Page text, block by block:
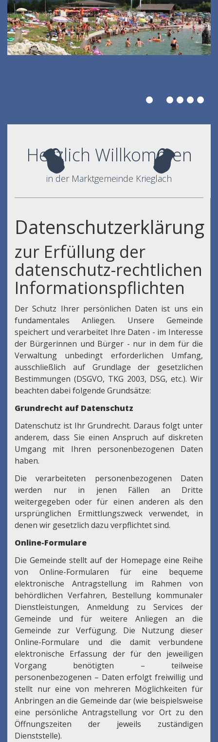
Herzlich Willkommen
in der Marktgemeinde Krieglach
Datenschutzerklärung
zur Erfüllung der
datenschutz-rechtlichen
Informationspflichten
Der Schutz Ihrer persönlichen Daten ist uns ein
fundamentales Anliegen. Unsere Gemeinde
speichert und verarbeitet Ihre Daten - im Interesse
der Bürgerinnen und Bürger - nur in dem für die
Verwaltung unbedingt erforderlichen Umfang,
ausschließlich auf Grundlage der gesetzlichen
Bestimmungen (DSGVO, TKG 2003, DSG, etc.). Wir
beachten dabei folgende Grundsätze:
Grundrecht auf Datenschutz
Datenschutz ist Ihr Grundrecht. Daraus folgt unter
anderem, dass Sie einen Anspruch auf diskreten
Umgang mit Ihren personenbezogenen Daten
haben.
Die verarbeiteten personenbezogenen Daten
werden nur in jenen Fällen an Dritte
weitergegeben oder für einen anderen als den
ursprünglichen Ermittlungszweck verwendet, in
denen wir gesetzlich dazu verpflichtet sind.
Online-Formulare
Die Gemeinde stellt auf der Homepage eine Reihe
von Online-Formularen für eine bequeme
elektronische Antragstellung im Rahmen von
behördlichen Verfahren, Bestellung kommunaler
Dienstleistungen, Anmeldung zu Services der
Gemeinde und für weitere Anliegen an die
Gemeinde zur Verfügung. Die Nutzung dieser
Online-Formulare und die damit verbundene
elektronische Erfassung der für den jeweiligen
Vorgang benötigten – teilweise
personenbezogenen – Daten erfolgt freiwillig und
stellt nur eine von mehreren Möglichkeiten für
Anbringen an die Gemeinde dar (wie beispielsweise
eine persönliche Antragstellung vor Ort zu den
Öffnungszeiten der jeweils zuständigen
Dienststelle).